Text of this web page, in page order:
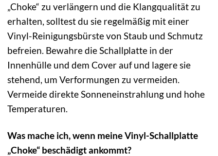
„Choke“ zu verlängern und die Klangqualität zu
erhalten, solltest du sie regelmäßig mit einer
Vinyl-Reinigungsbürste von Staub und Schmutz
befreien. Bewahre die Schallplatte in der
Innenhülle und dem Cover auf und lagere sie
stehend, um Verformungen zu vermeiden.
Vermeide direkte Sonneneinstrahlung und hohe
Temperaturen.
Was mache ich, wenn meine Vinyl-Schallplatte
„Choke“ beschädigt ankommt?